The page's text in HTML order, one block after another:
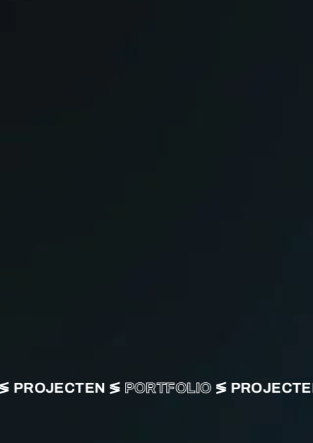
≶PORTFOLIO≶ PROJECTEN